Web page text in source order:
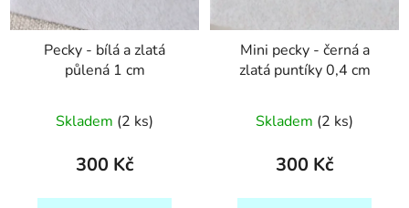
k
t
Pecky - bílá a zlatá
půlená 1 cm
Skladem (2 ks)
300 Kč
Mini pecky - černá a
zlatá puntíky 0,4 cm
Skladem (2 ks)
300 Kč